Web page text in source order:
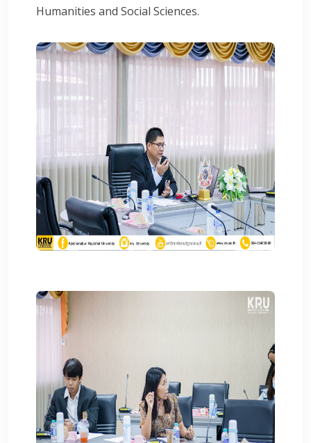
Humanities and Social Sciences.